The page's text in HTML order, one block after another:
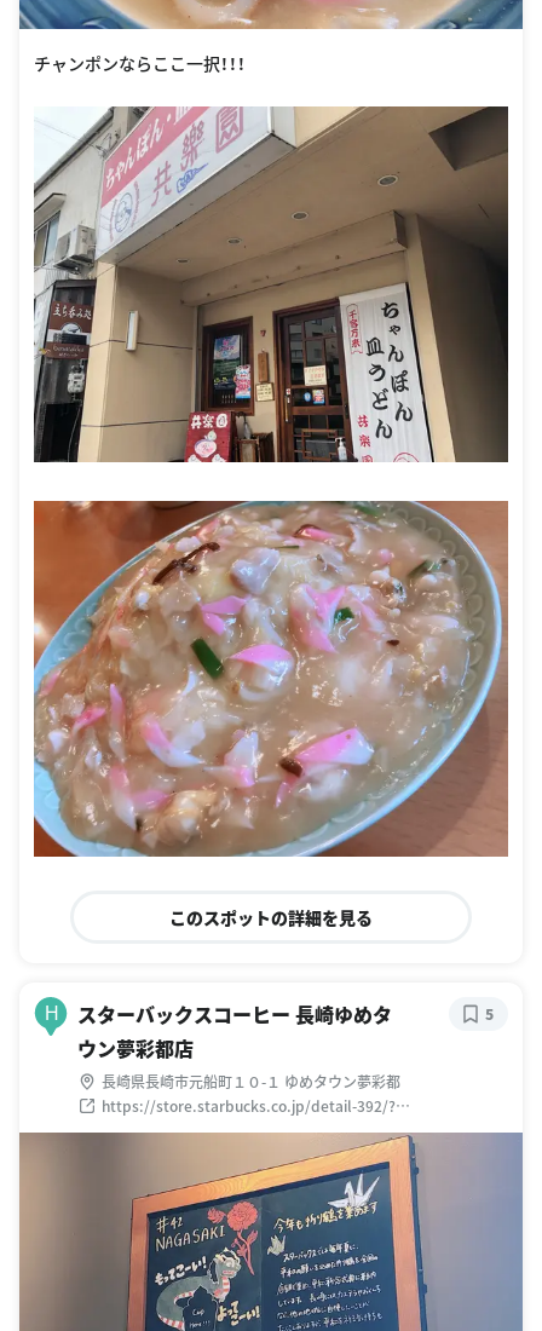
チャンポンならここ一択！！！
このスポットの詳細を見る
H
スターバックスコーヒー 長崎ゆめタ
ウン夢彩都店
長崎県長崎市元船町１０-１ ゆめタウン夢彩都
https://store.starbucks.co.jp/detail-392/?
utm_source=GMB&utm_medium=organic&utm_campaign=
5